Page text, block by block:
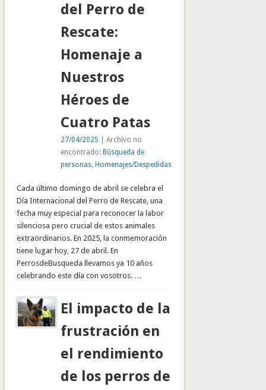
del Perro de
Rescate:
Homenaje a
Nuestros
Héroes de
Cuatro Patas
27/04/2025 | Archivo no
encontrado: Búsqueda de
personas, Homenajes/Despedidas
Cada último domingo de abril se celebra el
Día Internacional del Perro de Rescate, una
fecha muy especial para reconocer la labor
silenciosa pero crucial de estos animales
extraordinarios. En 2025, la conmemoración
tiene lugar hoy, 27 de abril. En
PerrosdeBusqueda llevamos ya 10 años
celebrando este día con vosotros. …
El impacto de la
frustración en
el rendimiento
de los perros de